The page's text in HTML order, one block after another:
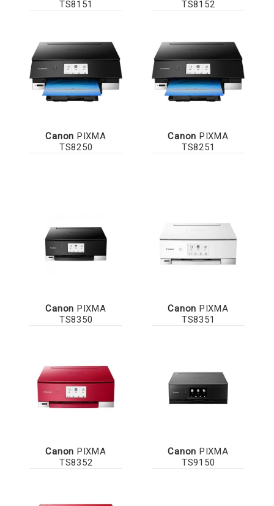
TS8151
TS8152
Canon PIXMA
TS8250
Canon PIXMA
TS8251
Canon PIXMA
TS8350
Canon PIXMA
TS8351
Canon PIXMA
TS8352
Canon PIXMA
TS9150